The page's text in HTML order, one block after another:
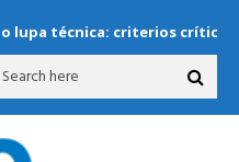
criterios críticos para